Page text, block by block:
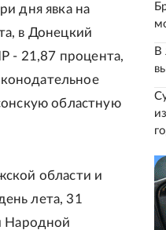
дня явка на
в Донецкий
- 21,87 процента,
областную
области и
лета, 31
Народной
В